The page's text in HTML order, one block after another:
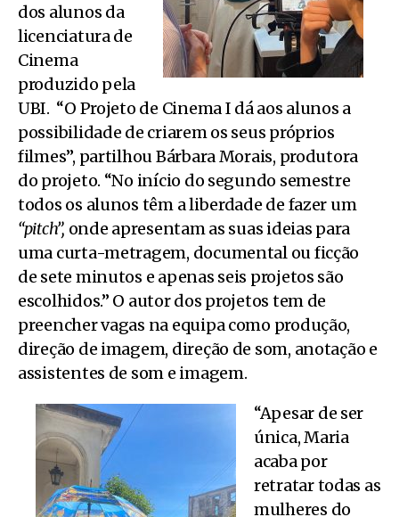
dos alunos da
licenciatura de
Cinema
produzido pela
UBI. “O Projeto de Cinema I dá aos alunos a
possibilidade de criarem os seus próprios
filmes”, partilhou Bárbara Morais, produtora
do projeto. “No início do segundo semestre
todos os alunos têm a liberdade de fazer um
“pitch”, onde apresentam as suas ideias para
uma curta-metragem, documental ou ficção
de sete minutos e apenas seis projetos são
escolhidos.” O autor dos projetos tem de
preencher vagas na equipa como produção,
direção de imagem, direção de som, anotação e
assistentes de som e imagem.
“Apesar de ser
única, Maria
acaba por
retratar todas as
mulheres do